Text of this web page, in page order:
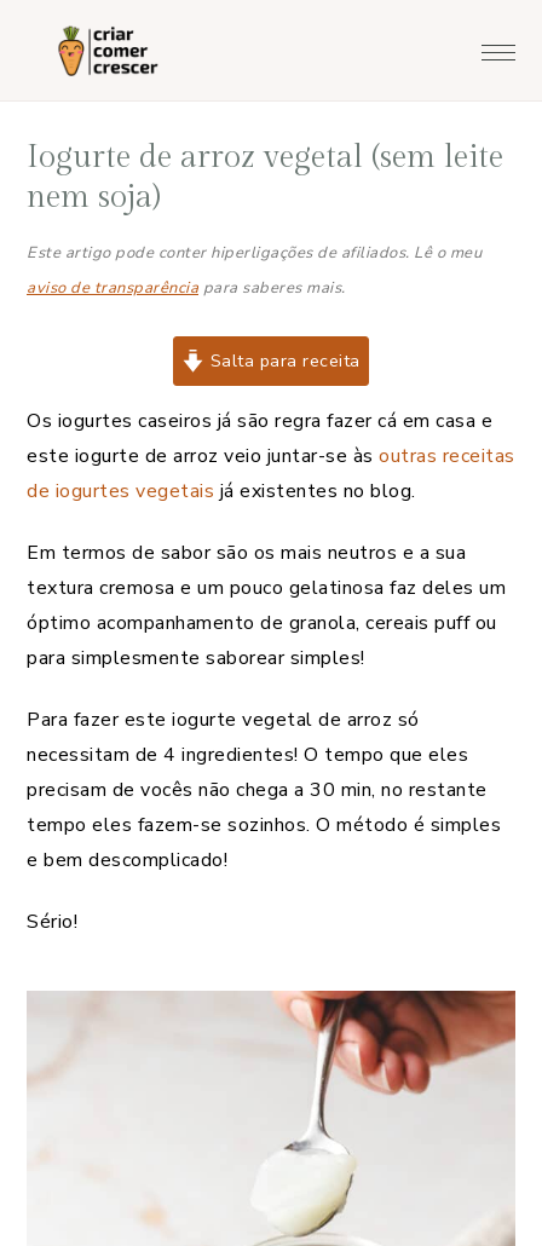
principal
lateral
principal
Iogurte de arroz vegetal (sem leite
nem soja)
Este artigo pode conter hiperligações de afiliados. Lê o meu
aviso de transparência para saberes mais.
Salta para receita
Os iogurtes caseiros já são regra fazer cá em casa e
este iogurte de arroz veio juntar-se às outras receitas
de iogurtes vegetais já existentes no blog.
Em termos de sabor são os mais neutros e a sua
textura cremosa e um pouco gelatinosa faz deles um
óptimo acompanhamento de granola, cereais puff ou
para simplesmente saborear simples!
Para fazer este iogurte vegetal de arroz só
necessitam de 4 ingredientes! O tempo que eles
precisam de vocês não chega a 30 min, no restante
tempo eles fazem-se sozinhos. O método é simples
e bem descomplicado!
Sério!